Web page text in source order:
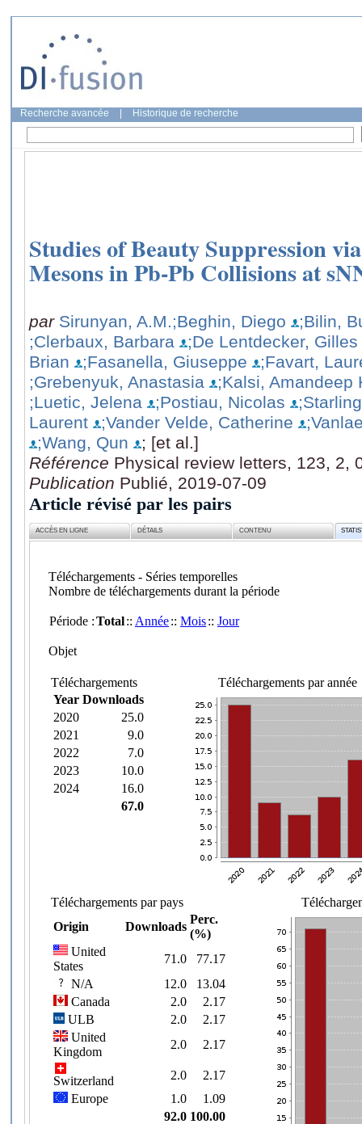
Recherche avancée Historique de recherche
Studies of Beauty Suppression
Mesons in Pb-Pb Collisions at
par Sirunyan, A.M.;Beghin, Diego
;Bilin,
;Clerbaux, Barbara
;De Lentdecker, Gilles
Brian
;Fasanella, Giuseppe
;Favart,
;Grebenyuk, Anastasia
;Kalsi, Amandeep
;Luetic, Jelena
;Postiau, Nicolas
Laurent
;Vander Velde, Catherine
;Wang, Qun
; [et al.]
Référence Physical review letters, 123, 2,
Publication Publié, 2019-07-09
Article révisé par les pairs
ACCÈS EN LIGNE DÉTAILS CONTENU